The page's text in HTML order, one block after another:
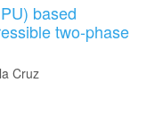
based
two-phase
Cruz